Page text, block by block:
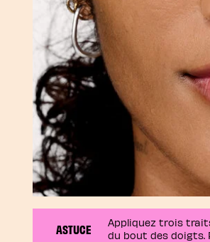
ASTUCE
Appliquez trois
du bout des doigts.